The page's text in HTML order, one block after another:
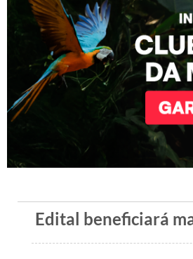
Edital beneficiará